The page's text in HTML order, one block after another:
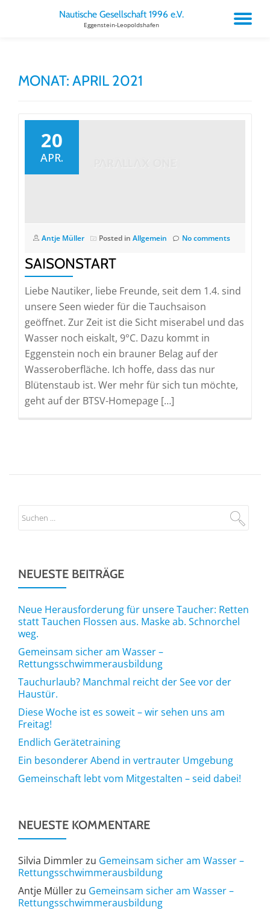
Nautische Gesellschaft 1996 e.V.
Eggenstein-Leopoldshafen
MONAT: APRIL 2021
20
APR.
Antje Müller Posted in Allgemein No comments
SAISONSTART
Liebe Nautiker, liebe Freunde, seit dem 1.4. sind
unsere Seen wieder für die Tauchsaison
geöffnet. Zur Zeit ist die Sicht miserabel und das
Wasser noch eiskalt, 9°C. Dazu kommt in
Eggenstein noch ein brauner Belag auf der
Wasseroberfläche. Ich hoffe, dass das nur
Blütenstaub ist. Wer mehr für sich tun möchte,
geht auf der BTSV-Homepage […]
NEUESTE BEITRÄGE
Neue Herausforderung für unsere Taucher: Retten
statt Tauchen Flossen aus. Maske ab. Schnorchel
weg.
Gemeinsam sicher am Wasser –
Rettungsschwimmerausbildung
Tauchurlaub? Manchmal reicht der See vor der
Haustür.
Diese Woche ist es soweit – wir sehen uns am
Freitag!
Endlich Gerätetraining
Ein besonderer Abend in vertrauter Umgebung
Gemeinschaft lebt vom Mitgestalten – seid dabei!
NEUESTE KOMMENTARE
Silvia Dimmlerzu Gemeinsam sicher am Wasser –
Rettungsschwimmerausbildung
Antje Müllerzu Gemeinsam sicher am Wasser –
Rettungsschwimmerausbildung